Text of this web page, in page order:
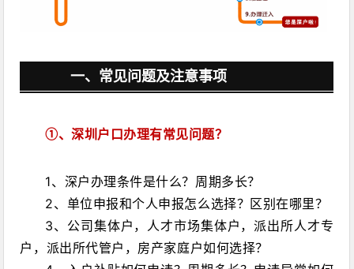
一、常见问题及注意事项
①、深圳户口办理有常见问题？
1、深户办理条件是什么？周期多长？
2、单位申报和个人申报怎么选择？区别在哪里？
3、公司集体户，人才市场集体户，派出所人才专
户，派出所代管户，房产家庭户如何选择？